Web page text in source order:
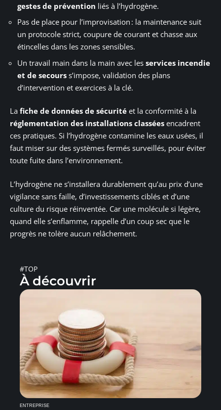
gestes de prévention liés à l’hydrogène.
Pas de place pour l’improvisation : la maintenance suit
un protocole strict, coupure de courant et chasse aux
étincelles dans les zones sensibles.
Un travail main dans la main avec les services incendie
et de secours s’impose, validation des plans
d’intervention et exercices à la clé.
La fiche de données de sécurité et la conformité à la
réglementation des installations classées encadrent
ces pratiques. Si l’hydrogène contamine les eaux usées, il
faut miser sur des systèmes fermés surveillés, pour éviter
toute fuite dans l’environnement.
L’hydrogène ne s’installera durablement qu’au prix d’une
vigilance sans faille, d’investissements ciblés et d’une
culture du risque réinventée. Car une molécule si légère,
quand elle s’enflamme, rappelle d’un coup sec que le
progrès ne tolère aucun relâchement.
#TOP
À découvrir
ENTREPRISE